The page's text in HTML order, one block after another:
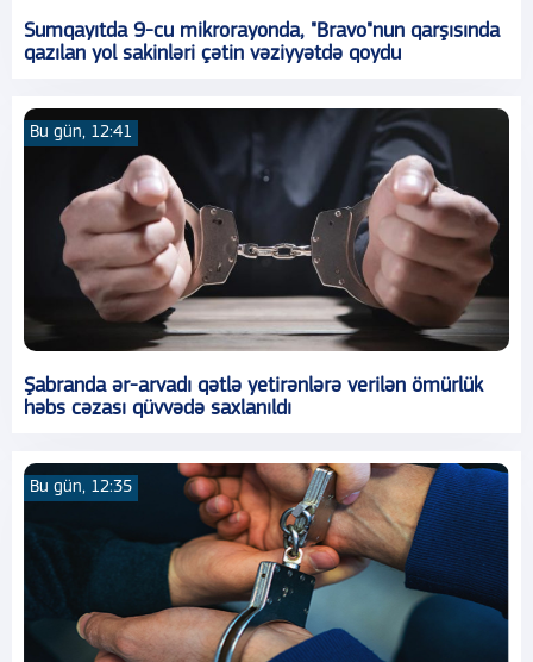
Sumqayıtda 9-cu mikrorayonda, "Bravo"nun qarşısında
qazılan yol sakinləri çətin vəziyyətdə qoydu
Bu gün, 12:41
Şabranda ər-arvadı qətlə yetirənlərə verilən ömürlük
həbs cəzası qüvvədə saxlanıldı
Bu gün, 12:35